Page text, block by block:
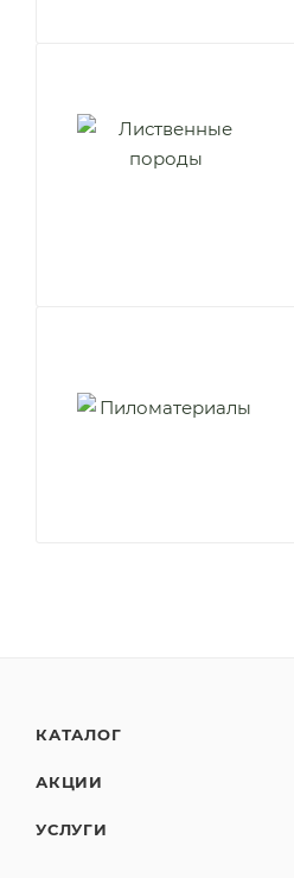
КАТАЛОГ
АКЦИИ
УСЛУГИ